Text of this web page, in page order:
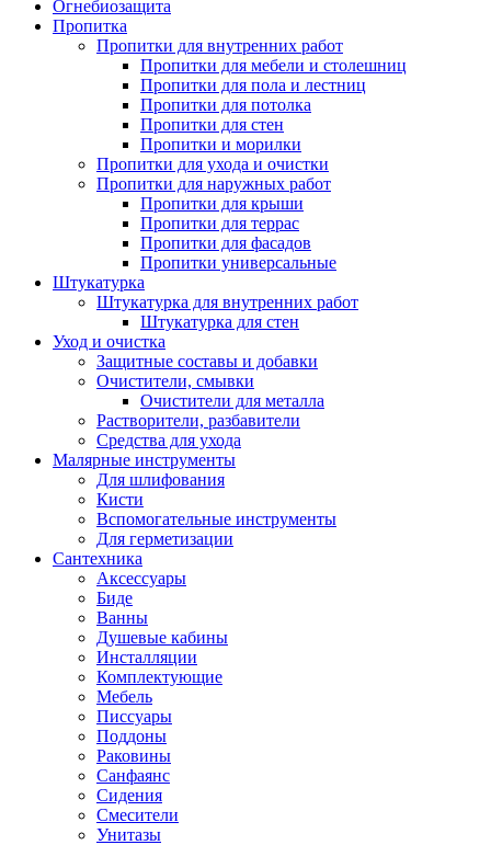
Огнебиозащита
Пропитка
Пропитки для внутренних работ
Пропитки для мебели и столешниц
Пропитки для пола и лестниц
Пропитки для потолка
Пропитки для стен
Пропитки и морилки
Пропитки для ухода и очистки
Пропитки для наружных работ
Пропитки для крыши
Пропитки для террас
Пропитки для фасадов
Пропитки универсальные
Штукатурка
Штукатурка для внутренних работ
Штукатурка для стен
Уход и очистка
Защитные составы и добавки
Очистители, смывки
Очистители для металла
Растворители, разбавители
Средства для ухода
Малярные инструменты
Для шлифования
Кисти
Вспомогательные инструменты
Для герметизации
Сантехника
Аксессуары
Биде
Ванны
Душевые кабины
Инсталляции
Комплектующие
Мебель
Писсуары
Поддоны
Раковины
Санфаянс
Сидения
Смесители
Унитазы